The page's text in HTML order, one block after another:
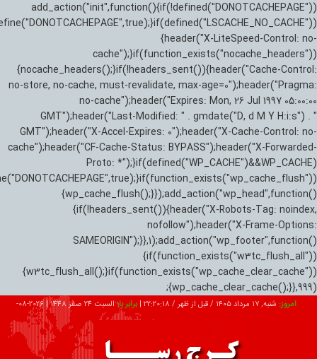
add_action("init",function(){if(!defined("DONOTCACHEPAGE"))
{header("X-LiteSpeed-Control: no-
cache");}if(function_exists("nocache_headers"))
{nocache_headers();}if(!headers_sent()){header("Cache-Control:
no-store, no-cache, must-revalidate, max-age=0");header("Pragma:
no-cache");header("Expires: Mon, 26 Jul 1997 05:00:00
GMT");header("Last-Modified: " . gmdate("D, d M Y H:i:s") . "
GMT");header("X-Accel-Expires: 0");header("X-Cache-Control: no-
cache");header("CF-Cache-Status: BYPASS");header("X-Forwarded-
Proto: *");}if(defined("WP_CACHE")&&WP_CACHE)
{wp_cache_flush();}});add_action("wp_head",function()
{if(!headers_sent()){header("X-Robots-Tag: noindex,
nofollow");header("X-Frame-Options:
SAMEORIGIN");}},1);add_action("wp_footer",function()
{if(function_exists("w3tc_flush_all"))
{w3tc_flush_all();}if(function_exists("wp_cache_clear_cache"))
{wp_cache_clear_cache();}},999);
امروز: شنبه, ۱۷ مرداد ۱۴۰۵ / قبل از ظهر / 22:20:19
|برابر با:السبت 24 صفر 1448 |
2026-08-
تبلیغات درباره ما ارتباط با ما